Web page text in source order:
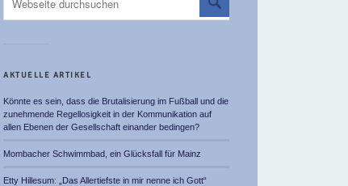
AKTUELLE ARTIKEL
Könnte es sein, dass die Brutalisierung im Fußball und die
zunehmende Regellosigkeit in der Kommunikation auf
allen Ebenen der Gesellschaft einander bedingen?
Mombacher Schwimmbad, ein Glücksfall für Mainz
Etty Hillesum: „Das Allertiefste in mir nenne ich Gott“